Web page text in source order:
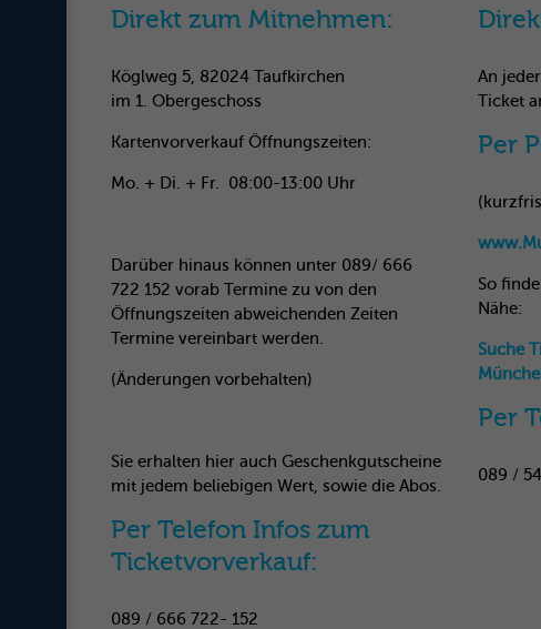
Direkt zum Mitnehmen:
Köglweg 5, 82024 Taufkirchen
im 1. Obergeschoss
Kartenvorverkauf Öffnungszeiten:
Mo. + Di. + Fr. 08:00-13:00 Uhr
Darüber hinaus können unter 089/ 666
722 152 vorab Termine zu von den
Öffnungszeiten abweichenden Zeiten
Termine vereinbart werden.
(Änderungen vorbehalten)
Sie erhalten hier auch Geschenkgutscheine
mit jedem beliebigen Wert, sowie die Abos.
Per Telefon Infos zum
Ticketvorverkauf:
089 / 666 722- 152
An
Ticket
Per
So
Nähe:
Suche
Per
089 / 54